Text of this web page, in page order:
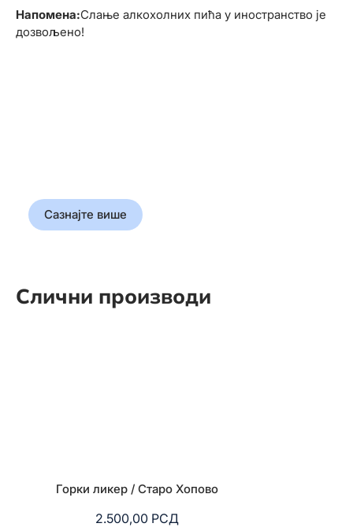
Напомена:Слање алкохолних пића у иностранство је
дозвољено!
Сазнајте више
Слични производи
Горки ликер / Старо Хопово
2.500,00 РСД